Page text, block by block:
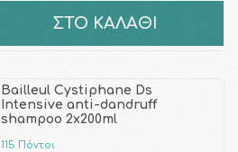
ΣΤΟ ΚΑΛΑΘΙ
Bailleul Cystiphane Ds
Intensive anti-dandruff
shampoo 2x200ml
115 Πόντοι